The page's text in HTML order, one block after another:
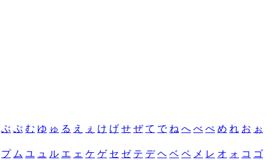
ぶ ぷ む ゆ ゅ る え ぇ け げ せ ぜ て で ね へ べ ぺ め れ お ぉ
プ ム ユ ュ ル エ ェ ケ ゲ セ ゼ テ デ ヘ ベ ペ メ レ オ ォ コ ゴ